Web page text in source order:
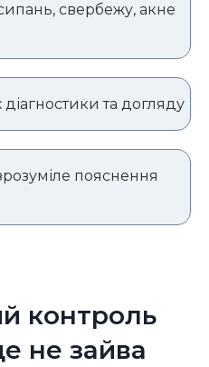
свербежу, акне
та догляду
пояснення
контроль
не зайва